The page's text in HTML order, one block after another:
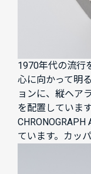
1970年代の流行
心に向かって明
ョンに、縦ヘア
を配置していま
ています。カッ